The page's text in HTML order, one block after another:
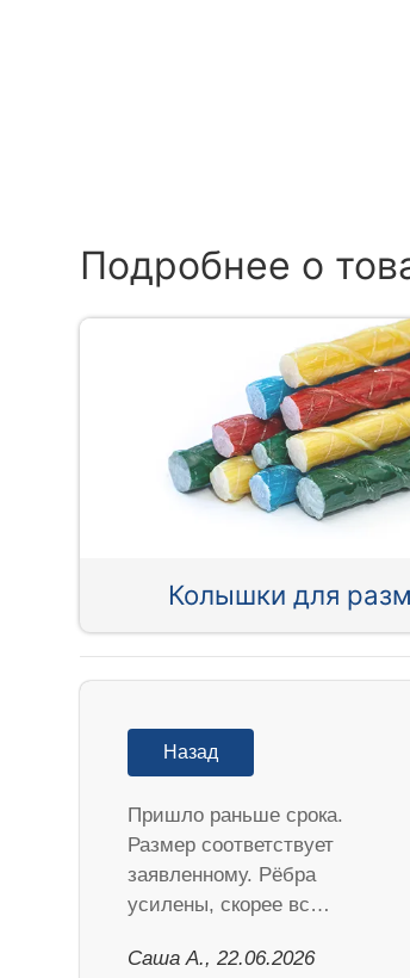
Подробнее о
Колышки для
Назад
Пришло раньше срока.
Размер соответствует
заявленному. Рёбра
усилены, скорее вс…
Саша А., 22.06.2026